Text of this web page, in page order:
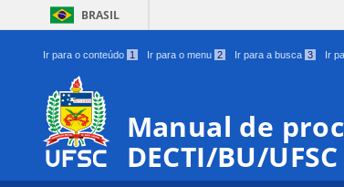
BRASIL
Ir para o conteúdo 1 Ir para o menu 2 Ir para a busca 3 Ir
Manual de
DECTI/BU/UFSC